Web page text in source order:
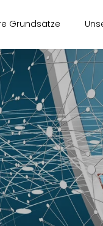
Grundsätze